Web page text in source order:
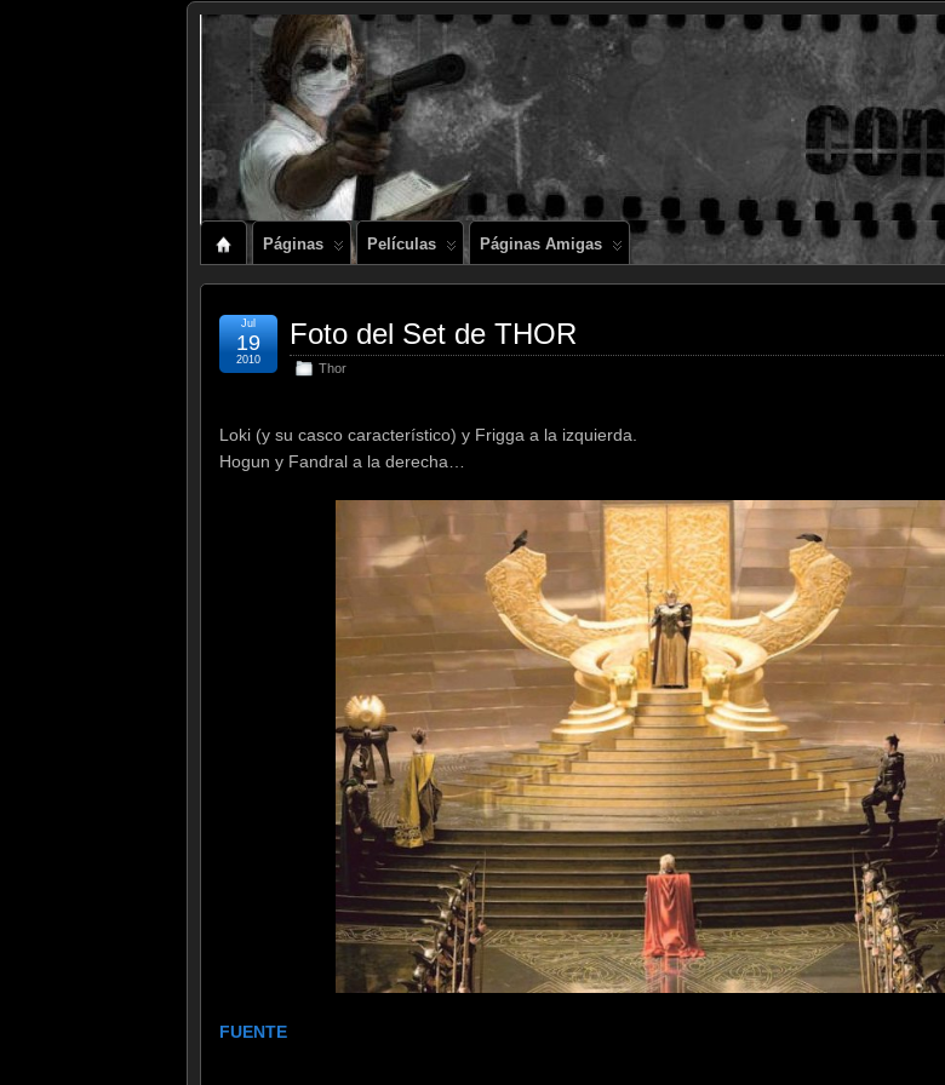
Páginas Películas Páginas Amigas
Foto del Set de THOR
Thor
Jul
19
2010
Loki (y su casco característico) y Frigga a la izquierda.
Hogun y Fandral a la derecha…
FUENTE